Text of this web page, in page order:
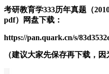
考研教育学333历年真题（
pdf）网盘下载：
https://pan.quark.cn/s/
（建议大家先保存再下载，因